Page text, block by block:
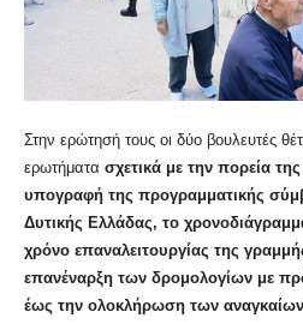
Στην ερώτησή τους οι δύο βουλευτές
ερωτήματα σχετικά με την πορεία
υπογραφή της προγραμματικής
Δυτικής Ελλάδας, το
χρόνο επαναλειτουργίας της
επανέναρξη των δρομολογίων με
έως την ολοκλήρωση των